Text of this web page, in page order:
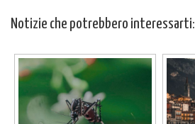
Notizie che potrebbero interessarti: